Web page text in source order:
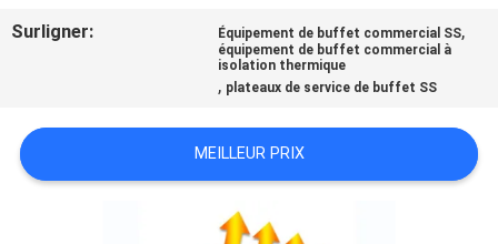
NOUVELLES
VR
Surligner: Équipement de buffet commercial SS,
équipement de buffet commercial à
isolation thermique
, plateaux de service de buffet SS
MEILLEUR PRIX